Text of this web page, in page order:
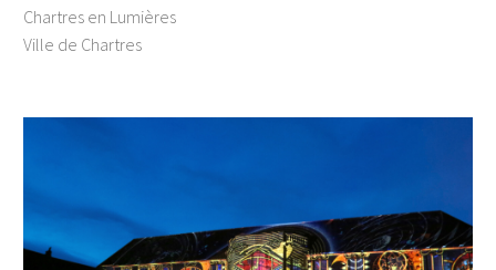
Chartres en Lumières
Ville de Chartres